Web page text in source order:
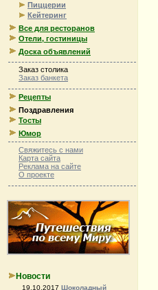
Пиццерии
Кейтеринг
Все для ресторанов
Отели, гостиницы
Доска объявлений
Заказ столика
Заказ банкета
Рецепты
Поздравления
Тосты
Юмор
Свяжитесь с нами
Карта сайта
Реклама на сайте
О проекте
Новости
19.10.2017 Шоколадный